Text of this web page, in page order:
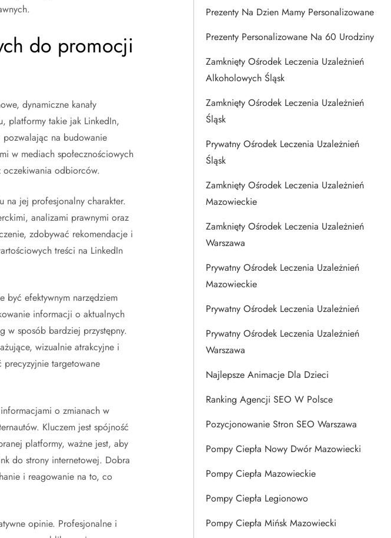
do promocji
dynamiczne kanały
platformy takie jak LinkedIn,
pozwalając na budowanie
w mediach społecznościowych
oczekiwania odbiorców.
na jej profesjonalny charakter.
analizami prawnymi oraz
zdobywać rekomendacje i
treści na LinkedIn
być efektywnym narzędziem
informacji o aktualnych
w sposób bardziej przystępny.
wizualnie atrakcyjne i
targetowane
o zmianach w
Kluczem jest spójność
platformy, ważne jest, aby
do strony internetowej. Dobra
i reagowanie na to, co
opinie. Profesjonalne i
Prezenty Na Dzien Mamy Personalizowane
Prezenty Personalizowane Na 60 Urodziny
Zamknięty Ośrodek Leczenia Uzależnień
Alkoholowych Śląsk
Zamknięty Ośrodek Leczenia Uzależnień
Śląsk
Prywatny Ośrodek Leczenia Uzależnień
Śląsk
Zamknięty Ośrodek Leczenia Uzależnień
Mazowieckie
Zamknięty Ośrodek Leczenia Uzależnień
Warszawa
Prywatny Ośrodek Leczenia Uzależnień
Mazowieckie
Prywatny Ośrodek Leczenia Uzależnień
Prywatny Ośrodek Leczenia Uzależnień
Warszawa
Najlepsze Animacje Dla Dzieci
Ranking Agencji SEO W Polsce
Pozycjonowanie Stron SEO Warszawa
Pompy Ciepła Nowy Dwór Mazowiecki
Pompy Ciepła Mazowieckie
Pompy Ciepła Legionowo
Pompy Ciepła Mińsk Mazowiecki